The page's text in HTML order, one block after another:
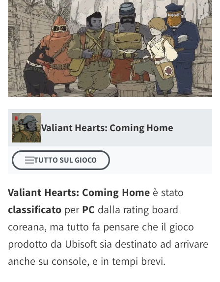
Valiant Hearts: Coming Home
TUTTO SUL GIOCO
Valiant Hearts: Coming Home è stato
classificato per PC dalla rating board
coreana, ma tutto fa pensare che il gioco
prodotto da Ubisoft sia destinato ad arrivare
anche su console, e in tempi brevi.